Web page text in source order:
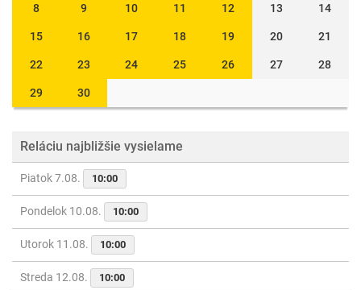
8 9 10 11 12 13 14
15 16 17 18 19 20 21
22 23 24 25 26 27 28
29 30
Reláciu najbližšie vysielame
Piatok 7.08. 10:00
Pondelok 10.08. 10:00
Utorok 11.08. 10:00
Streda 12.08. 10:00